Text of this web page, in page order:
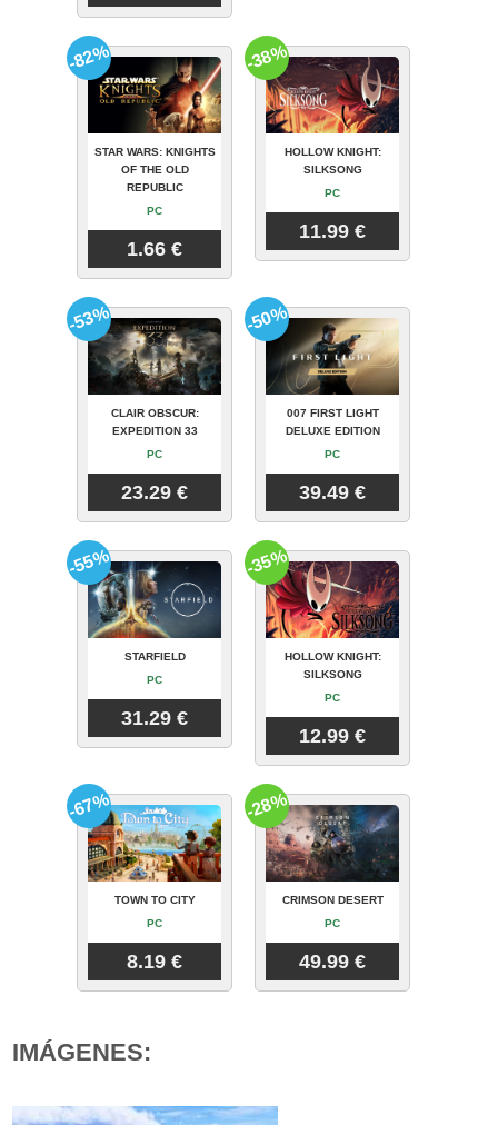
STAR WARS: KNIGHTS
OF THE OLD
REPUBLIC
PC
1.66 €
-82%
HOLLOW KNIGHT:
SILKSONG
PC
11.99 €
-38%
CLAIR OBSCUR:
EXPEDITION 33
PC
23.29 €
-53%
007 FIRST LIGHT
DELUXE EDITION
PC
39.49 €
-50%
STARFIELD
PC
31.29 €
-55%
HOLLOW KNIGHT:
SILKSONG
PC
12.99 €
-35%
TOWN TO CITY
PC
8.19 €
-67%
CRIMSON DESERT
PC
49.99 €
-28%
IMÁGENES: